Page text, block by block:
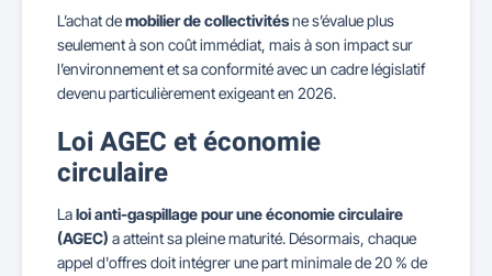
L’achat demobilier de collectivitésne s’évalue plus
seulement à son coût immédiat, mais à son impact sur
l’environnement et sa conformité avec un cadre législatif
devenu particulièrement exigeant en 2026.
Loi AGEC et économie
circulaire
Laloi anti-gaspillage pour une économie circulaire
(AGEC) a atteint sa pleine maturité. Désormais, chaque
appel d'offres doit intégrer une part minimale de 20 % de